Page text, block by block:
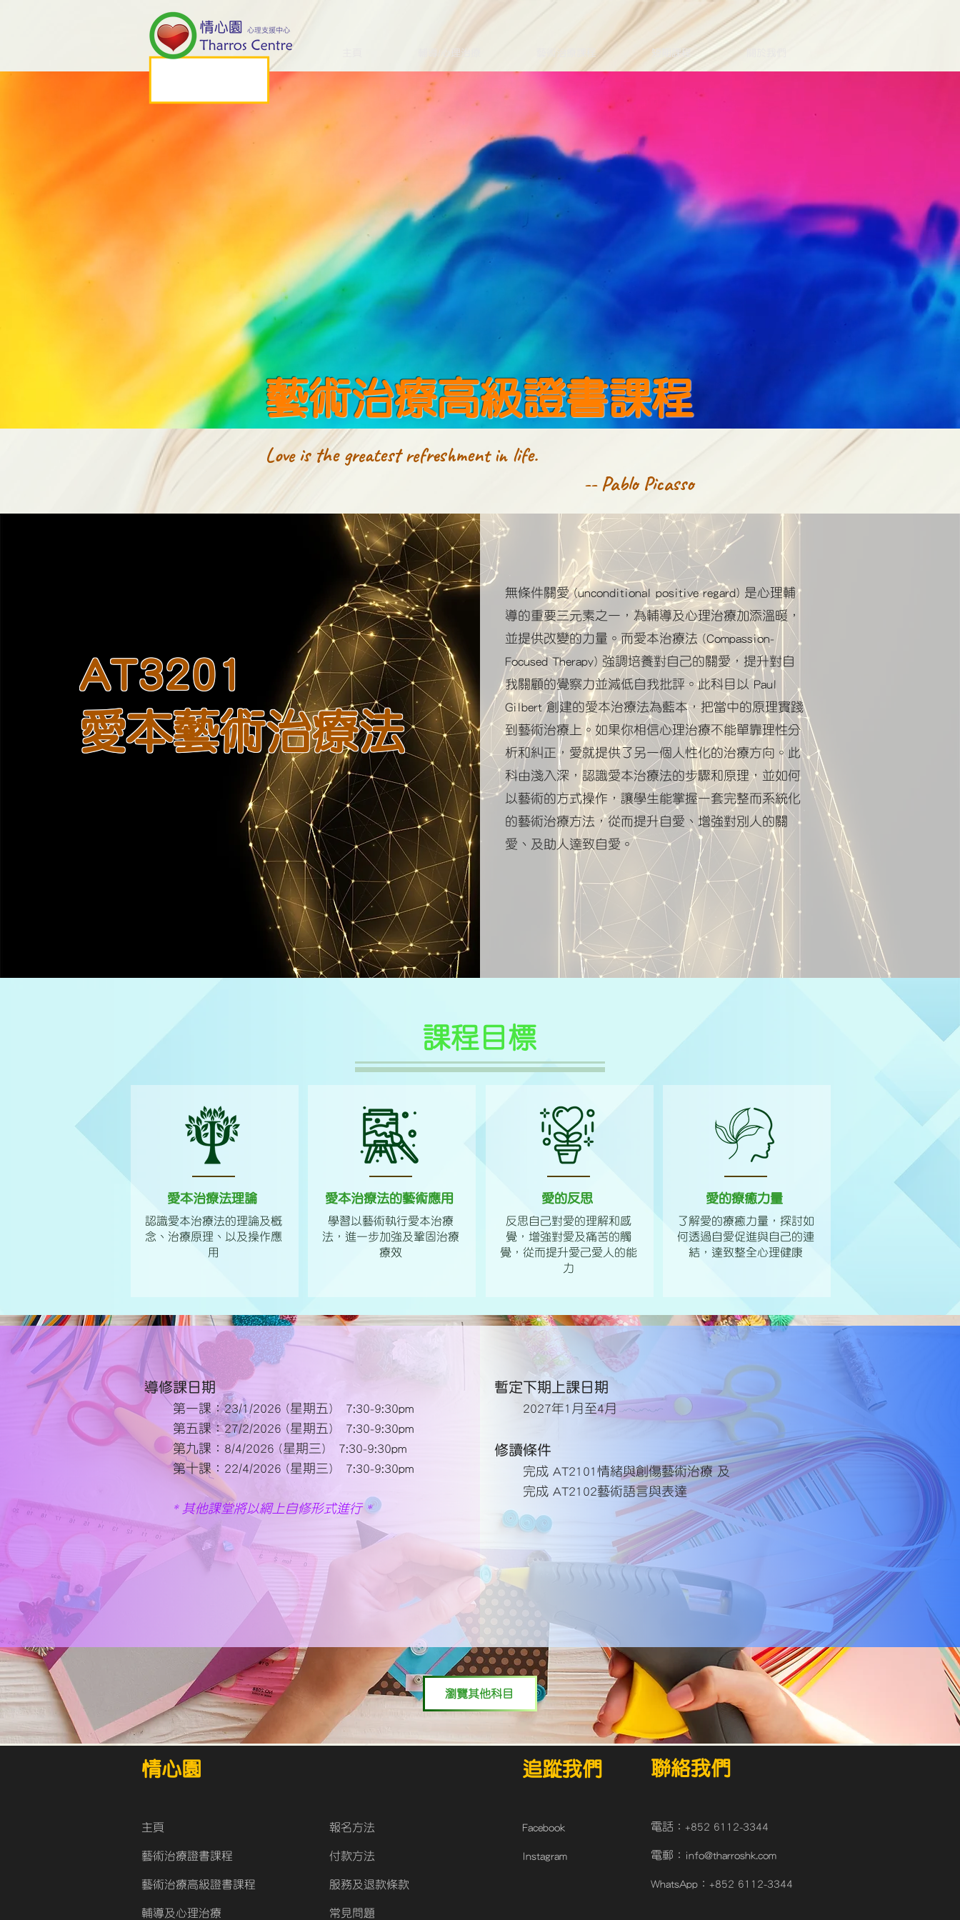
輔導/心理治療 藝術治療課程 短期課程
藝術治療高級證書課程
Love is the greatest refreshment in life.
-- Pablo Picasso
AT3201
愛本藝術治療法
​無條件關愛 (unconditional positive regard) 是心理輔
導的重要三元素之一，為輔導及心理治療加添溫暖，
並提供改變的力量。而愛本治療法 (Compassion-
Focused Therapy) 強調培養對自己的關愛，提升對自
我關顧的覺察力並減低自我批評。此科目以 Paul
Gilbert 創建的愛本治療法為藍本，把當中的原理實踐
到藝術治療上。如果你相信心理治療不能單靠理性分
析和糾正，愛就提供了另一個人性化的治療方向。此
科由淺入深，認識愛本治療法的步驟和原理，並如何
以藝術的方式操作，讓學生能掌握一套完整而系統化
的藝術治療方法，從而提升自愛、增強對別人的關
愛、及助人達致自愛。
課程目標
愛本治療法理論
​認識愛本治療法的理論及概
念、治療原理、以及操作應
用
愛本治療法的藝術應用
​學習以藝術執行愛本治療
法，進一步加強及鞏固治療
療效
愛的反思
反思自己對愛的理解和感
覺，增強對愛及痛苦的觸
覺，從而提升愛己愛人的能
力
愛的療癒力量
了解愛的療癒力量，探討如
何透過自愛促進與自己的連
結，達致整全心理健康
​導修課日期
第一課：23/1/2026 (星期五) 7:30-9:30pm
第五課：27/2/2026 (星期五) 7:30-9:30pm
第九課：8/4/2026 (星期三) 7:30-9:30pm
第十課：22/4/2026 (星期三) 7:30-9:30pm
* 其他課堂將以網上自修形式進行 *
暫定下期上課日期
2027年1月至4月
修讀條件
完成 AT2101情緒與創傷藝術治療 及
完成 AT2102藝術語言與表達
瀏覽其他科目
​情心園
主頁
藝術治療證書課程
藝術治療高級證書課程
​輔導及心理治療
​報名方法
付款方法
服務及退款條款
常見問題
追蹤我們
Facebook
Instagram
聯絡我們
電話： +852 6112-3344
電郵： info@tharroshk.com
WhatsApp： +852 6112-3344